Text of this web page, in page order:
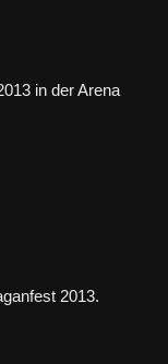
in der Arena
2013.